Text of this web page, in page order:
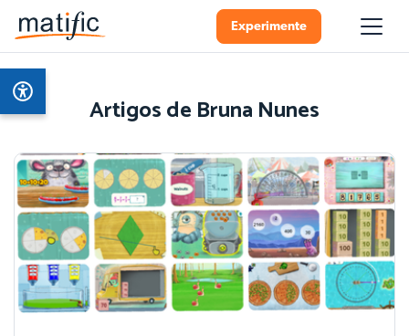
Experimente
Artigos de Bruna Nunes